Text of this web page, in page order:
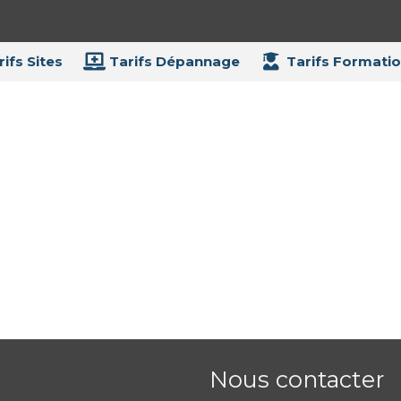
Sites Tarifs Dépannage Tarifs
Nous contacter